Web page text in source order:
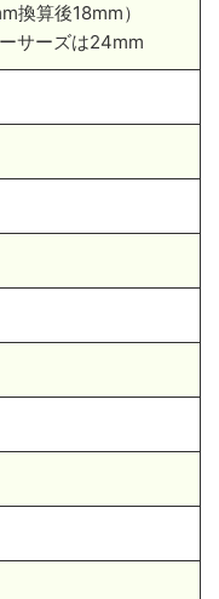
換算後18mm）
サーズは24mm